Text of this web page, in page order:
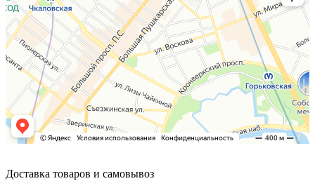
Доставка товаров и самовывоз